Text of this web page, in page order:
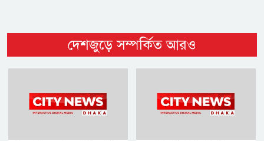
দেশজুড়ে সম্পর্কিত আরও